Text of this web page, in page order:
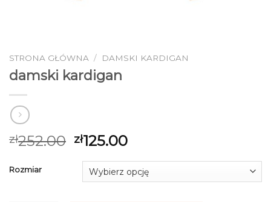
STRONA GŁÓWNA / DAMSKI KARDIGAN
damski kardigan
zł252.00 zł125.00
Rozmiar